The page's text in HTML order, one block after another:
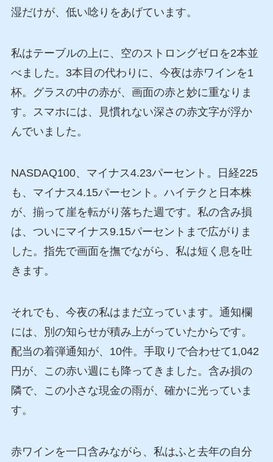
湿だけが、低い唸りをあげています。
私はテーブルの上に、空のストロングゼロを2本並
べました。3本目の代わりに、今夜は赤ワインを1
杯。グラスの中の赤が、画面の赤と妙に重なりま
す。スマホには、見慣れない深さの赤文字が浮か
んでいました。
NASDAQ100、マイナス4.23パーセント。日経225
も、マイナス4.15パーセント。ハイテクと日本株
が、揃って崖を転がり落ちた週です。私の含み損
は、ついにマイナス9.15パーセントまで広がりま
した。指先で画面を撫でながら、私は短く息を吐
きます。
それでも、今夜の私はまだ立っています。通知欄
には、別の知らせが積み上がっていたからです。
配当の着弾通知が、10件。手取りで合わせて1,042
円が、この赤い週にも降ってきました。含み損の
隣で、この小さな現金の雨が、確かに光っていま
す。
赤ワインを一口含みながら、私はふと去年の自分